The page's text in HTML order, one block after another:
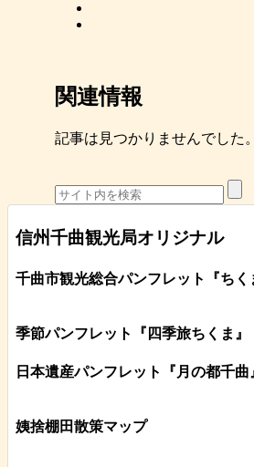
関連情報
記事は見つかりませんでした。
信州千曲観光局オリジナル
千曲市観光総合パンフレット 『ちく
季節パンフレット『四季旅ちくま』
日本遺産パンフレット 『月の都千曲
姨捨棚田散策マップ